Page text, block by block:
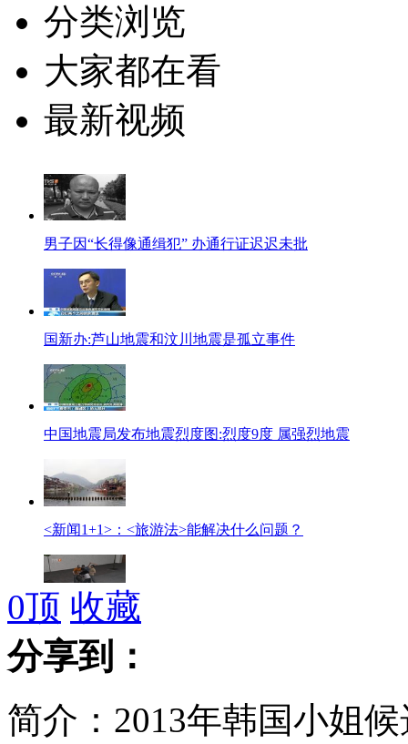
分类浏览
大家都在看
最新视频
男子因“长得像通缉犯” 办通行证迟迟未批
国新办:芦山地震和汶川地震是孤立事件
中国地震局发布地震烈度图:烈度9度 属强烈地震
<新闻1+1>：<旅游法>能解决什么问题？
美女遭尾随骚扰 男子护送遭数人追砍
男子血溅足疗店 女技师中数刀惨遭毁容
0顶 收藏
分享到：
简介：2013年韩国小姐